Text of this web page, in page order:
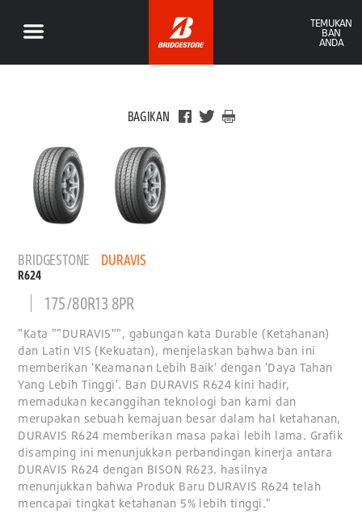
TEMUKAN
BAN
ANDA
BAGIKAN
BRIDGESTONE DURAVIS
R624
175/80R13 8PR
"Kata ""DURAVIS"", gabungan kata Durable (Ketahanan)
dan Latin VIS (Kekuatan), menjelaskan bahwa ban ini
memberikan 'Keamanan Lebih Baik' dengan 'Daya Tahan
Yang Lebih Tinggi'. Ban DURAVIS R624 kini hadir,
memadukan kecanggihan teknologi ban kami dan
merupakan sebuah kemajuan besar dalam hal ketahanan,
DURAVIS R624 memberikan masa pakai lebih lama. Grafik
disamping ini menunjukkan perbandingan kinerja antara
DURAVIS R624 dengan BISON R623. hasilnya
menunjukkan bahwa Produk Baru DURAVIS R624 telah
mencapai tingkat ketahanan 5% lebih tinggi."